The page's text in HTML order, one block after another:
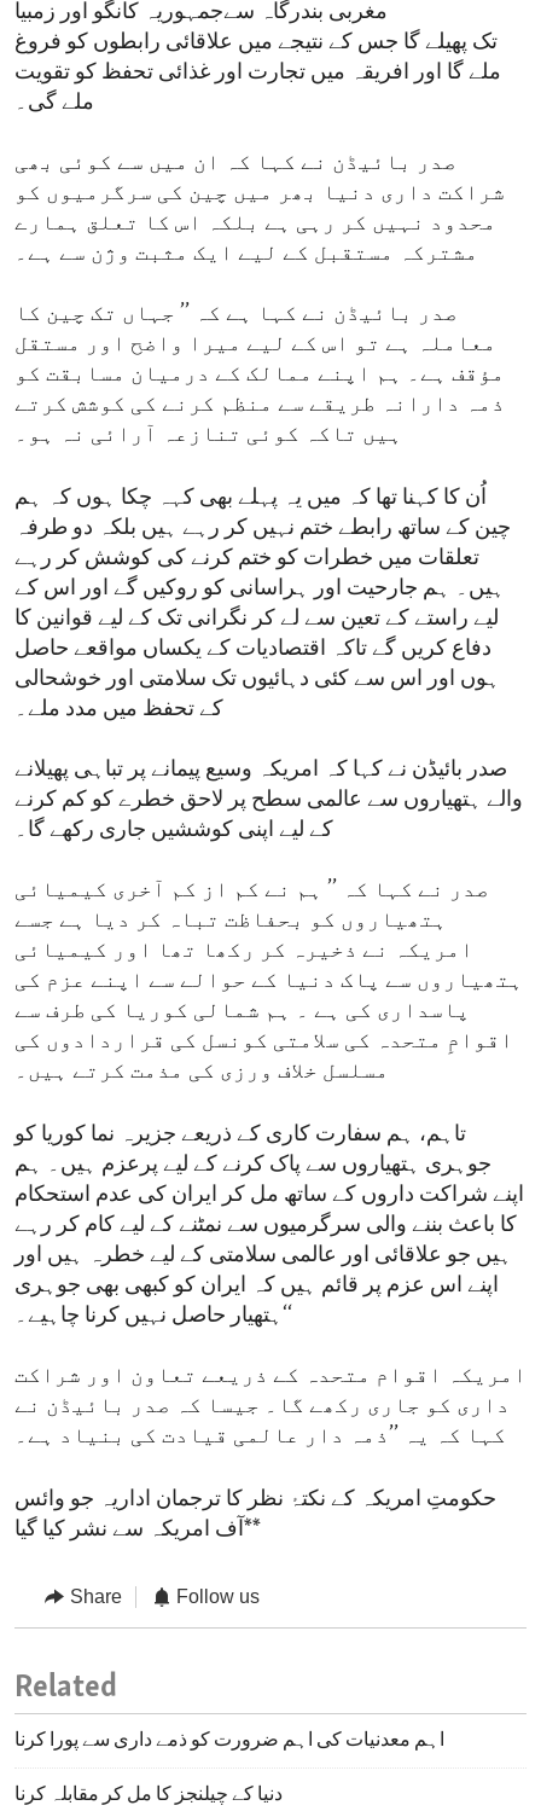
مغربی بندرگاہ سےجمہوریہ کانگو اور زمبیا
تک پھیلے گا جس کے نتیجے میں علاقائی رابطوں کو فروغ
ملے گا اور افریقہ میں تجارت اور غذائی تحفظ کو تقویت
ملے گی۔
صدر بائیڈن نے کہا کہ ان میں سے کوئی بھی
شراکت داری دنیا بھر میں چین کی سرگرمیوں کو
محدود نہیں کر رہی ہے بلکہ اس کا تعلق ہمارے
مشترکہ مستقبل کے لیے ایک مثبت وژن سے ہے۔
صدر بائیڈن نے کہا ہے کہ ’’ جہاں تک چین کا
معاملہ ہے تو اس کے لیے میرا واضح اور مستقل
مؤقف ہے۔ ہم اپنے ممالک کے درمیان مسابقت کو
ذمہ دارانہ طریقے سے منظم کرنے کی کوشش کرتے
ہیں تاکہ کوئی تنازعہ آرائی نہ ہو۔
اُن کا کہنا تھا کہ میں یہ پہلے بھی کہہ چکا ہوں کہ ہم
چین کے ساتھ رابطے ختم نہیں کر رہے ہیں بلکہ دو طرفہ
تعلقات میں خطرات کو ختم کرنے کی کوشش کر رہے
ہیں۔ ہم جارحیت اور ہراسانی کو روکیں گے اور اس کے
لیے راستے کے تعین سے لے کر نگرانی تک کے لیے قوانین کا
دفاع کریں گے تاکہ اقتصادیات کے یکساں مواقعے حاصل
ہوں اور اس سے کئی دہائیوں تک سلامتی اور خوشحالی
کے تحفظ میں مدد ملے۔
صدر بائیڈن نے کہا کہ امریکہ وسیع پیمانے پر تباہی پھیلانے
والے ہتھیاروں سے عالمی سطح پر لاحق خطرے کو کم کرنے
کے لیے اپنی کوششیں جاری رکھے گا۔
صدر نے کہا کہ ’’ ہم نے کم از کم آخری کیمیائی
ہتھیاروں کو بحفاظت تباہ کر دیا ہے جسے
امریکہ نے ذخیرہ کر رکھا تھا اور کیمیائی
ہتھیاروں سے پاک دنیا کے حوالے سے اپنے عزم کی
پاسداری کی ہے ۔ ہم شمالی کوریا کی طرف سے
اقوامِ متحدہ کی سلامتی کونسل کی قراردادوں کی
مسلسل خلاف ورزی کی مذمت کرتے ہیں۔
تاہم، ہم سفارت کاری کے ذریعے جزیرہ نما کوریا کو
جوہری ہتھیاروں سے پاک کرنے کے لیے پرعزم ہیں۔ ہم
اپنے شراکت داروں کے ساتھ مل کر ایران کی عدم استحکام
کا باعث بننے والی سرگرمیوں سے نمٹنے کے لیے کام کر رہے
ہیں جو علاقائی اور عالمی سلامتی کے لیے خطرہ ہیں اور
اپنے اس عزم پر قائم ہیں کہ ایران کو کبھی بھی جوہری
ہتھیار حاصل نہیں کرنا چاہیے۔‘‘
امریکہ اقوام متحدہ کے ذریعے تعاون اور شراکت
داری کو جاری رکھے گا۔ جیسا کہ صدر بائیڈن نے
کہا کہ یہ ’’ذمہ دار عالمی قیادت کی بنیاد ہے۔
حکومتِ امریکہ کے نکتۂ نظر کا ترجمان اداریہ جو وائس
آف امریکہ سے نشر کیا گیا**
Share Follow us
Related
اہم معدنیات کی اہم ضرورت کو ذمے داری سے پورا کرنا
دنیا کے چیلنجز کا مل کر مقابلہ کرنا